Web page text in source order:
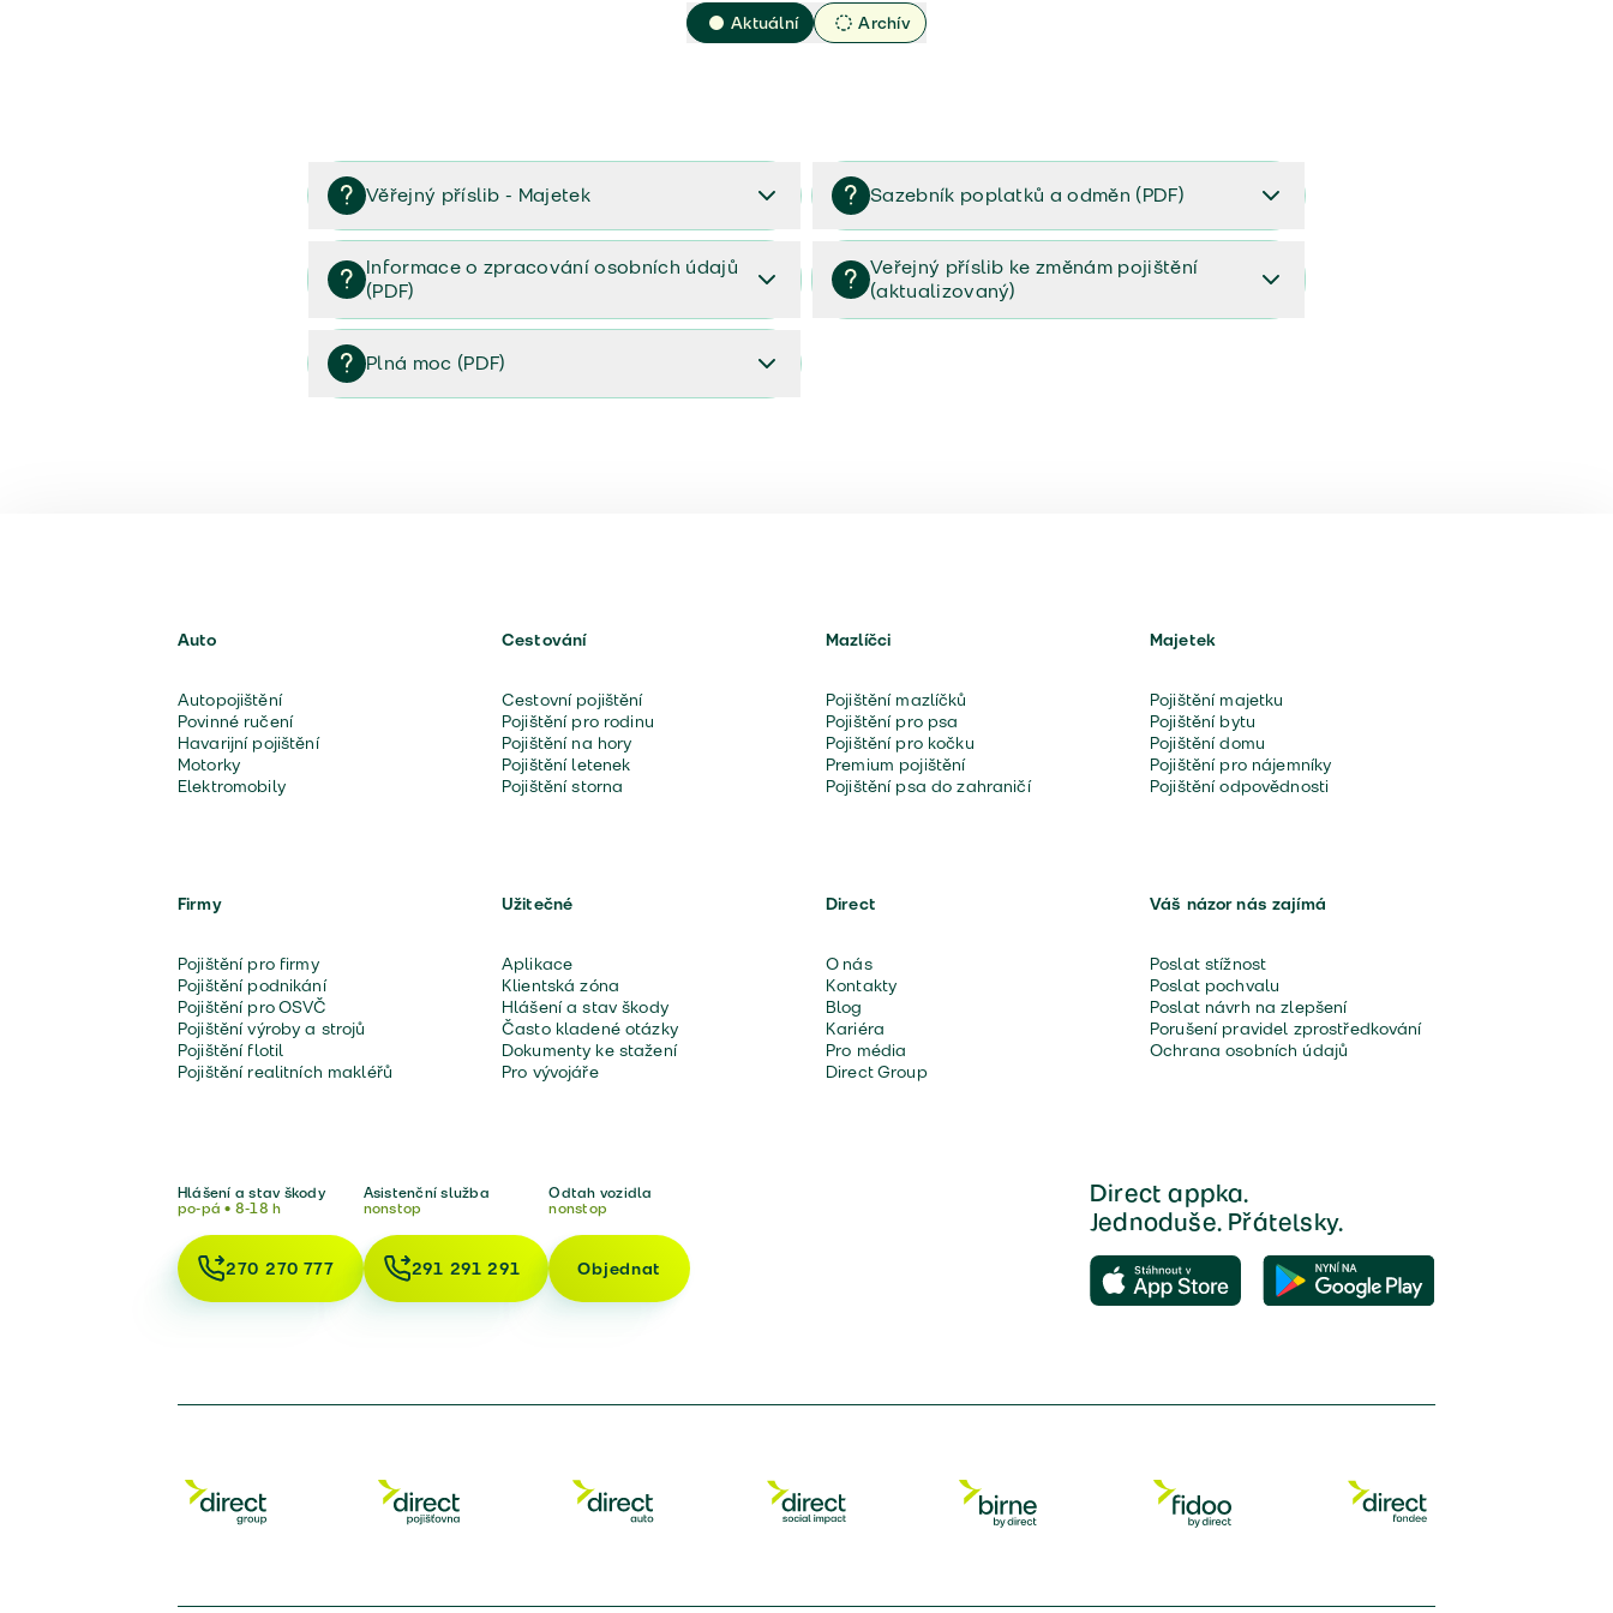
Aktuální Archív
Věřejný příslib - Majetek
Věřejný příslib majetek 2023
Sazebník poplatků a odměn (PDF)
Sazebník poplatků a odměn (PDF)
Informace o zpracování osobních údajů
(PDF)
Informace o zpracování osobních údajů (PDF)
Veřejný příslib ke změnám pojištění
(aktualizovaný)
Plná moc (PDF)
Auto
Autopojištění
Povinné ručení
Havarijní pojištění
Motorky
Elektromobily
Cestování
Cestovní pojištění
Pojištění pro rodinu
Pojištění na hory
Pojištění letenek
Pojištění storna
Mazlíčci
Pojištění mazlíčků
Pojištění pro psa
Pojištění pro kočku
Premium pojištění
Pojištění psa do zahraničí
Majetek
Pojištění majetku
Pojištění bytu
Pojištění domu
Pojištění pro nájemníky
Pojištění odpovědnosti
Firmy
Pojištění pro firmy
Pojištění podnikání
Pojištění pro OSVČ
Pojištění výroby a strojů
Pojištění flotil
Pojištění realitních makléřů
Užitečné
Aplikace
Klientská zóna
Hlášení a stav škody
Často kladené otázky
Dokumenty ke stažení
Pro vývojáře
Direct
O nás
Kontakty
Blog
Kariéra
Pro média
Direct Group
Váš názor nás zajímá
Poslat stížnost
Poslat pochvalu
Poslat návrh na zlepšení
Porušení pravidel zprostředkování
Ochrana osobních údajů
Hlášení a stav škody
po-pá • 8-18 h
270 270 777
Asistenční služba
nonstop
291 291 291
Odtah vozidla
nonstop
Objednat
Direct appka.
Jednoduše. Přátelsky.